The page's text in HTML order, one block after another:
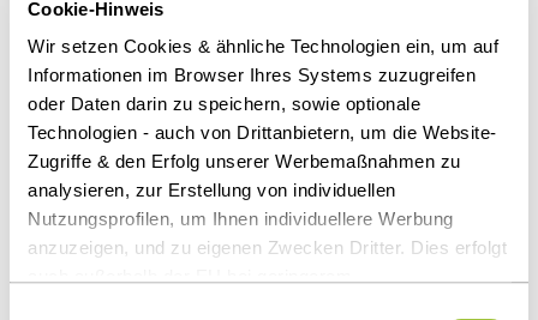
Cookie-Hinweis
Wir setzen Cookies & ähnliche Technologien ein, um auf
Informationen im Browser Ihres Systems zuzugreifen
oder Daten darin zu speichern, sowie optionale
Technologien - auch von Drittanbietern, um die Website-
Zugriffe & den Erfolg unserer Werbemaßnahmen zu
analysieren, zur Erstellung von individuellen
Nutzungsprofilen, um Ihnen individuellere Werbung
anzuzeigen, und zu eigenen Zwecken Dritter. Dies erfolgt
(Strafverfolgungs-)Behörden ermöglichen sollen.
Beispielsweise ist normiert, dass in den
Mitgliedstaaten mehr Ressourcen für die Verfolgung
von Umweltstraftaten zur Verfügung gestellt und
Strafverfolgungsbehörden regelmäßig spezialisierte
Schulungen im Hinblick auf die Bekämpfung von
Umweltkriminalität erhalten. Zusätzlich sollen
nationale Strategien und
Sensibilisierungskampagnen in den Mitgliedstaaten